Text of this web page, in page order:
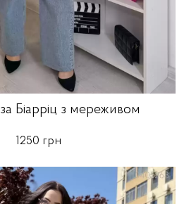
Біарріц з мереживом
1250 грн